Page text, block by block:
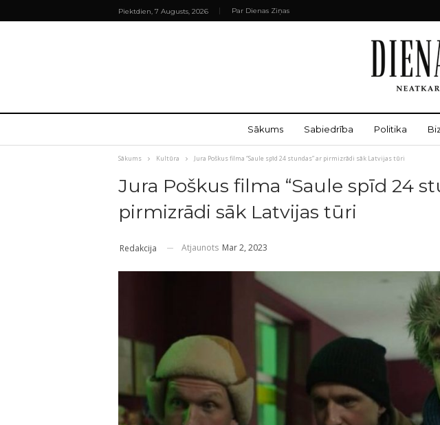
Piektdien, 7 Augusts, 2026 Par Dienas Ziņas
Sākums Sabiedrība Politika
Sākums Kultūra Jura Poškus filma “Saule spīd 24 stundas” ar pirmizrādi sāk Latvijas tūri
Jura Poškus filma “Saule spīd 24
pirmizrādi sāk Latvijas tūri
Redakcija Atjaunots Mar 2, 2023